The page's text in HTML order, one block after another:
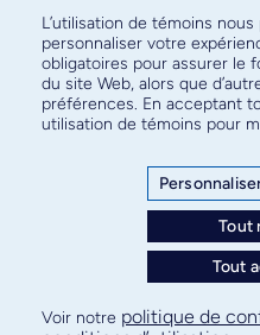
Abonnez-vous
pour connaître
L’utilisation de témoins
personnaliser votre
obligatoires pour assurer le
du site Web, alors que
préférences. En acceptant
utilisation de témoins pour
Tout
Tout
Voir notre politique de